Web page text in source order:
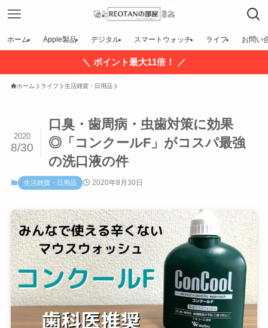
ホーム Apple製品 デジタル スマートウォッチ ライフ お問い
＼ ポイント最大11倍！ ／
ホーム ライフ 生活雑貨・日用品
口臭・歯周病・虫歯対策に効果
◎「コンクールF」がコスパ最強
の洗口液の件
2020
8/30
生活雑貨・日用品 2020年8月30日